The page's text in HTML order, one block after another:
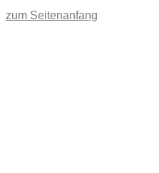
zum Seitenanfang